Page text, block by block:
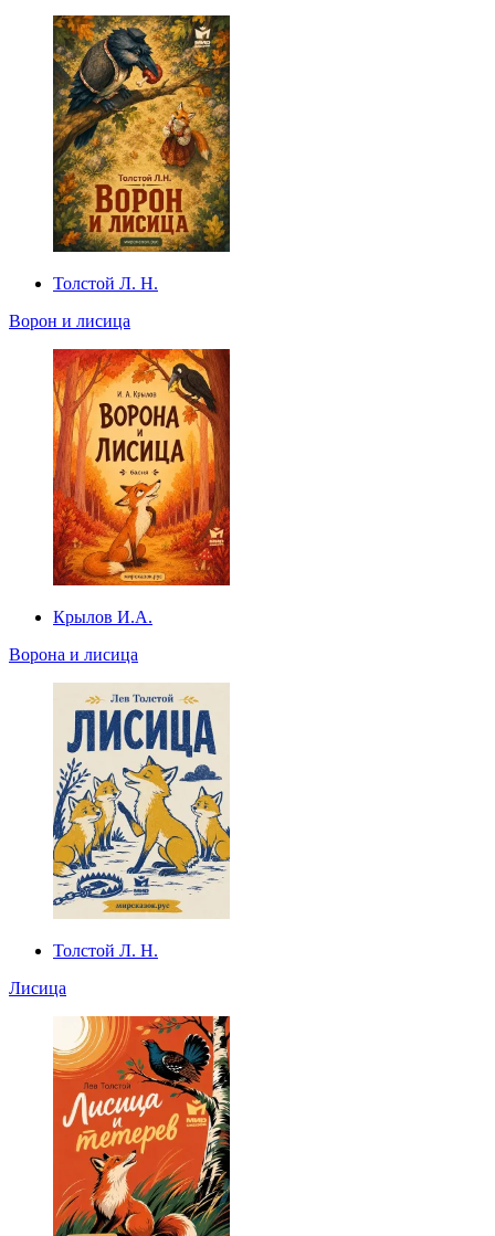
Толстой Л. Н.
Ворон и лисица
Крылов И.А.
Ворона и лисица
Толстой Л. Н.
Лисица